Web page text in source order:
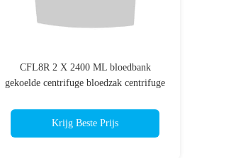
CFL8R 2 X 2400 ML bloedbank
gekoelde centrifuge bloedzak centrifuge
Krijg Beste Prijs